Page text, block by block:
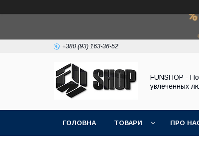
+380 (93) 163-36-52
FUNSHOP -
увлеченных
ГОЛОВНА ТОВАРИ ПРО